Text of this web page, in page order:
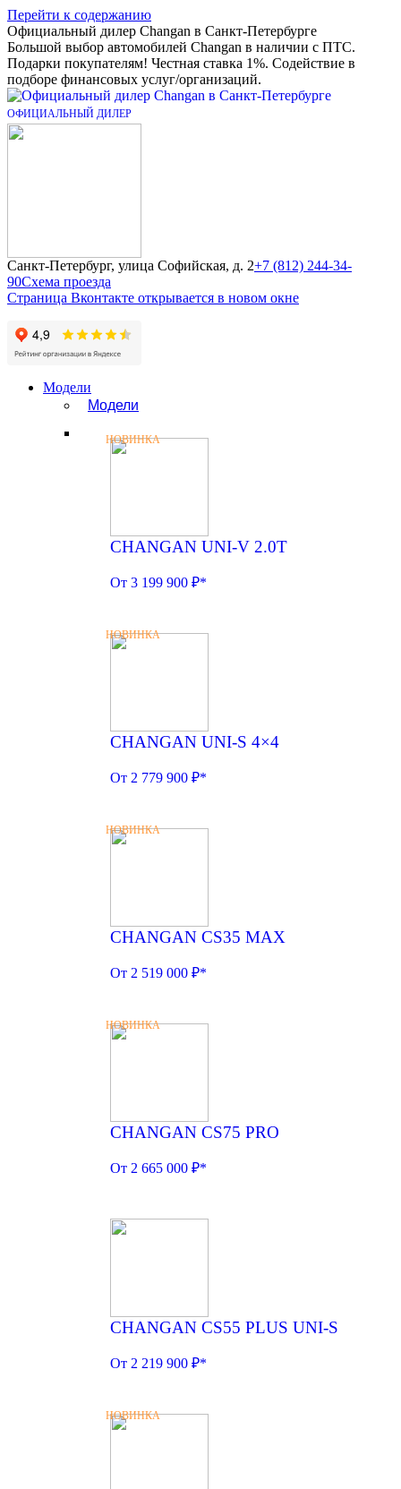
Перейти к содержанию
Официальный дилер Changan в Санкт-Петербурге
Большой выбор автомобилей Changan в наличии с ПТС.
Подарки покупателям! Честная ставка 1%. Содействие в
подборе финансовых услуг/организаций.
Санкт-Петербург, улица Софийская, д. 2+7 (812) 244-34-
90Схема проезда
Страница Вконтакте открывается в новом окне
Модели
Модели
НОВИНКА
CHANGAN UNI-V 2.0T
От 3 199 900 ₽*
НОВИНКА
CHANGAN UNI-S 4×4
От 2 779 900 ₽*
НОВИНКА
CHANGAN CS35 MAX
От 2 519 000 ₽*
НОВИНКА
CHANGAN CS75 PRO
От 2 665 000 ₽*
CHANGAN CS55 PLUS UNI-S
От 2 219 900 ₽*
НОВИНКА